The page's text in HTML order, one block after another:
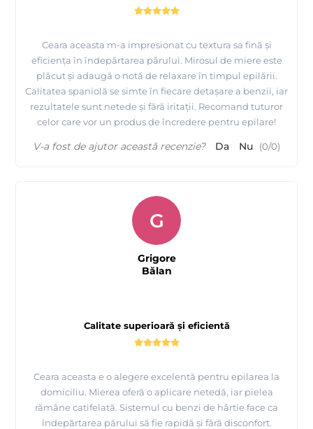
Ceara aceasta m-a impresionat cu textura sa fină și
eficiența în îndepărtarea părului. Mirosul de miere este
plăcut și adaugă o notă de relaxare în timpul epilării.
Calitatea spaniolă se simte în fiecare detașare a benzii, iar
rezultatele sunt netede și fără iritații. Recomand tuturor
celor care vor un produs de încredere pentru epilare!
V-a fost de ajutor această recenzie? Da Nu (0/0)
Calitate superioară și eficientă
Ceara aceasta e o alegere excelentă pentru epilarea la
domiciliu. Mierea oferă o aplicare netedă, iar pielea
rămâne catifelată. Sistemul cu benzi de hârtie face ca
îndepărtarea părului să fie rapidă și fără disconfort.
G
Grigore
Bălan